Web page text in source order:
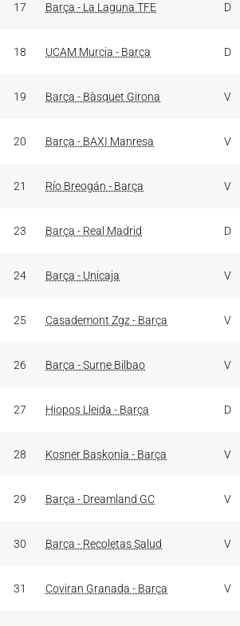
17 Barça - La Laguna TFE D
18 UCAM Murcia - Barça D
19 Barça - Bàsquet Girona V
20 Barça - BAXI Manresa V
21 Río Breogán - Barça V
23 Barça - Real Madrid D
24 Barça - Unicaja V
25 Casademont Zgz - Barça V
26 Barça - Surne Bilbao V
27 Hiopos Lleida - Barça D
28 Kosner Baskonia - Barça V
29 Barça - Dreamland GC V
30 Barça - Recoletas Salud V
31 Coviran Granada - Barça V